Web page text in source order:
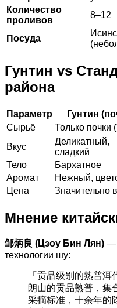
Количество
проливов
8–12
Посуда
Гунтин vs
района
Параметр Гунтин
Сырьё
Только почки
Вкус
Деликатный,
сладкий
Тело
Бархатное
Аромат
Нежный,
Цена
Значительно
Мнение
邹炳良 (Цзоу Бин Лян) —
технологии шу:
「贡品级别的熟普
朗山的贡品熟普，集
采摘标准，十余年的